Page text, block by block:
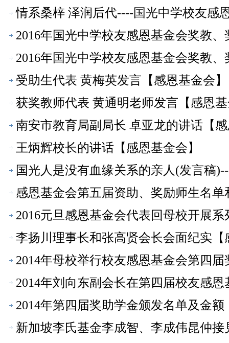
情系桑梓 泽润后代----国光中学校友感
2016年国光中学校友感恩基金会奖教
2016年国光中学校友感恩基金会奖教
受助生代表 黄梅英发言【感恩基金会】
获奖教师代表 黄通明老师发言【感恩
南安市教育局副局长 卓亚龙的讲话【
王炳辉校长的讲话【感恩基金会】
国光人是没有血缘关系的亲人(发言稿
感恩基金会第五届资助、奖励师生名
2016元旦感恩基金会代表回母校开展
李扬川理事长和张高贤会长会面纪实【
2014年母校举行校友感恩基金会第四
2014年刘向东副会长在第四届校友感
会】
2014年第四届奖助学金颁发名单及金
新加坡李氏基金李成智、李成伟昆仲